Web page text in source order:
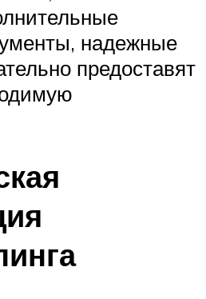
надежные
предоставят